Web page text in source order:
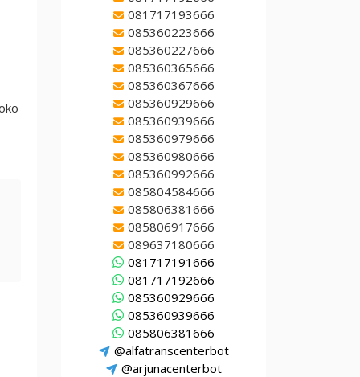
081717193666
085360223666
085360227666
085360365666
085360367666
085360929666
085360939666
085360979666
085360980666
085360992666
085804584666
085806381666
085806917666
089637180666
081717191666
081717192666
085360929666
085360939666
085806381666
@alfatranscenterbot
@arjunacenterbot